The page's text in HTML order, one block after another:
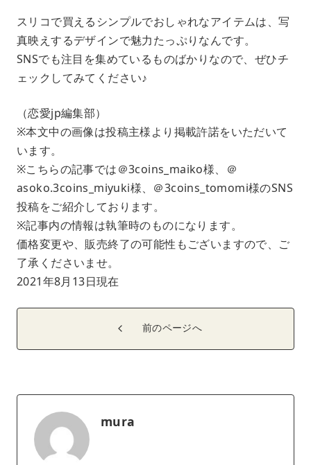
スリコで買えるシンプルでおしゃれなアイテムは、写
真映えするデザインで魅力たっぷりなんです。
SNSでも注目を集めているものばかりなので、ぜひチ
ェックしてみてください♪
（恋愛jp編集部）
※本文中の画像は投稿主様より掲載許諾をいただいて
います。
※こちらの記事では＠3coins_maiko様、＠
asoko.3coins_miyuki様、＠3coins_tomomi様のSNS
投稿をご紹介しております。
※記事内の情報は執筆時のものになります。
価格変更や、販売終了の可能性もございますので、ご
了承くださいませ。
2021年8月13日現在
前のページへ
mura